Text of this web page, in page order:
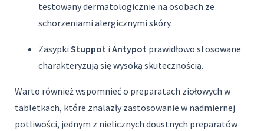
testowany dermatologicznie na osobach ze
schorzeniami alergicznymi skóry.
Zasypki Stuppot i Antypot prawidłowo stosowane
charakteryzują się wysoką skutecznością.
Warto również wspomnieć o preparatach ziołowych w
tabletkach, które znalazły zastosowanie w nadmiernej
potliwości, jednym z nielicznych doustnych preparatów